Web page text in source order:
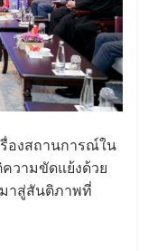
รื่องสถานการณ์ใน
วามขัดแย้งด้วย
มาสู่สันติภาพที่